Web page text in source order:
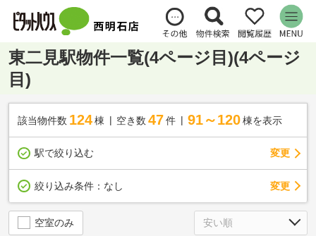
東二見駅物件一覧(4ページ目)(4ページ
目)
該当物件数 124棟 空き数 47 件 91～120 棟を表示
駅で絞り込む 変更
絞り込み条件： なし 変更
空室のみ